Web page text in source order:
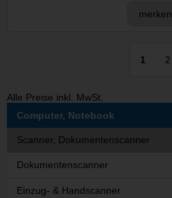
merken
1 2
Alle Preise inkl. MwSt.
Computer, Notebook
Scanner, Dokumentenscanner
Dokumentenscanner
Einzug- & Handscanner